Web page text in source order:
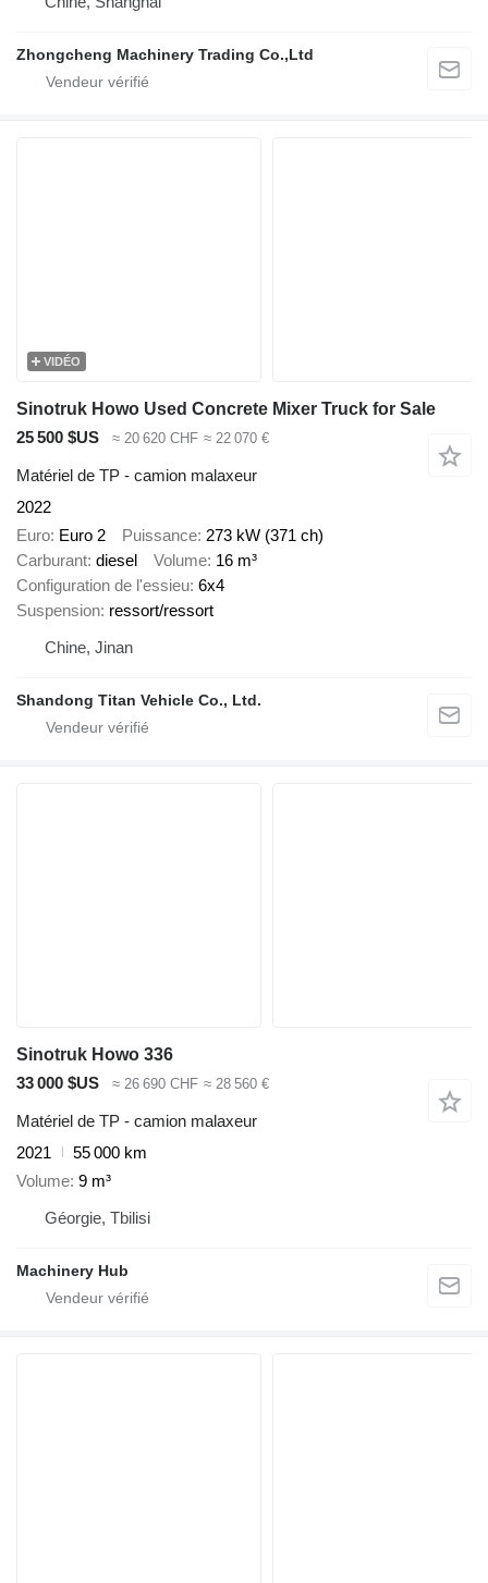
Zhongcheng Machinery Trading Co.,Ltd
VIDÉO
Sinotruk Howo Used Concrete Mixer Truck for Sale
25 500 $US
≈ 20 620 CHF ≈ 22 070 €
Matériel de TP - camion malaxeur
2022
Euro Euro 2 Puissance 273 kW (371 ch)
Carburant diesel Volume 16 m³
Configuration de l'essieu 6x4
Suspension ressort/ressort
Chine, Jinan
Shandong Titan Vehicle Co., Ltd.
Sinotruk Howo 336
33 000 $US
≈ 26 690 CHF ≈ 28 560 €
Matériel de TP - camion malaxeur
2021
55 000 km
Volume 9 m³
Géorgie, Tbilisi
Machinery Hub